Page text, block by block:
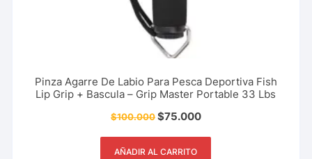
Pinza Agarre De Labio Para Pesca Deportiva Fish
Lip Grip + Bascula – Grip Master Portable 33 Lbs
$100.000$75.000
AÑADIR AL CARRITO